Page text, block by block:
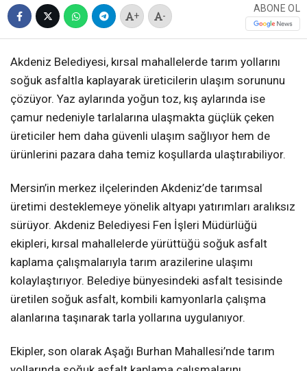
+ -
ABONE OL
Akdeniz Belediyesi, kırsal mahallelerde tarım yollarını
soğuk asfaltla kaplayarak üreticilerin ulaşım sorununu
çözüyor. Yaz aylarında yoğun toz, kış aylarında ise
çamur nedeniyle tarlalarına ulaşmakta güçlük çeken
üreticiler hem daha güvenli ulaşım sağlıyor hem de
ürünlerini pazara daha temiz koşullarda ulaştırabiliyor.
Mersin’in merkez ilçelerinden Akdeniz’de tarımsal
üretimi desteklemeye yönelik altyapı yatırımları aralıksız
sürüyor. Akdeniz Belediyesi Fen İşleri Müdürlüğü
ekipleri, kırsal mahallelerde yürüttüğü soğuk asfalt
kaplama çalışmalarıyla tarım arazilerine ulaşımı
kolaylaştırıyor. Belediye bünyesindeki asfalt tesisinde
üretilen soğuk asfalt, kombili kamyonlarla çalışma
alanlarına taşınarak tarla yollarına uygulanıyor.
Ekipler, son olarak Aşağı Burhan Mahallesi’nde tarım